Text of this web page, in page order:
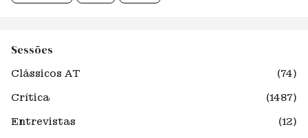
Sessões
Clássicos AT
(74)
Crítica
(1487)
Entrevistas
(12)